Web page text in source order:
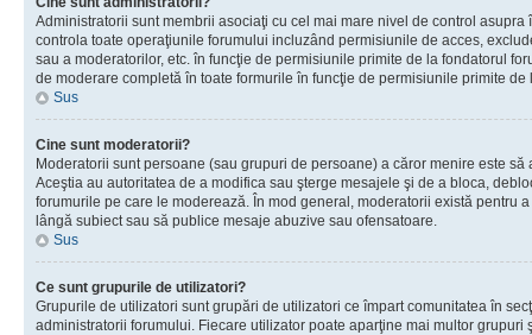
Administratorii sunt membrii asociaţi cu cel mai mare nivel de control asupra
controla toate operaţiunile forumului incluzând permisiunile de acces,
sau a moderatorilor, etc. în funcţie de permisiunile primite de la fondatorul
de moderare completă în toate formurile în funcţie de permisiunile primite de
Sus
Cine sunt moderatorii?
Moderatorii sunt persoane (sau grupuri de persoane) a căror menire este
Aceştia au autoritatea de a modifica sau şterge mesajele şi de a bloca,
forumurile pe care le moderează. În mod general, moderatorii există pentru
lângă subiect sau să publice mesaje abuzive sau ofensatoare.
Sus
Ce sunt grupurile de utilizatori?
Grupurile de utilizatori sunt grupări de utilizatori ce împart comunitatea în
administratorii forumului. Fiecare utilizator poate aparţine mai multor grupuri